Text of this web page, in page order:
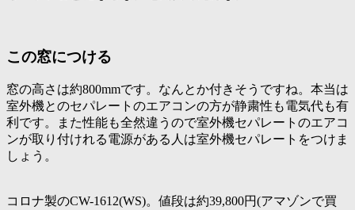
この窓につける
窓の高さは約800mmです。なんとか付きそうですね。本当は
室外機とのセパレートのエアコンの方が静粛性も電気代も有
利です。また性能も全然違うので室外機セパレートのエアコ
ンが取り付けれる電源がある人は室外機セパレートをつけま
しょう。
コロナ製のCW-1612(WS)。値段は約39,800円(アマゾンで買